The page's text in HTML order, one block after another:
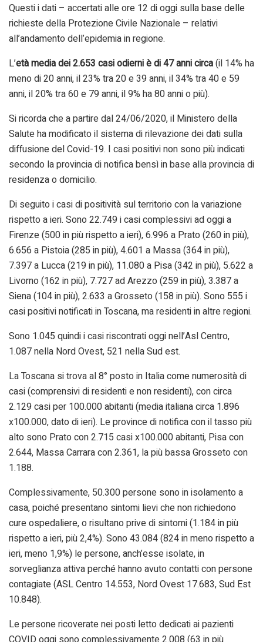
Questi i dati – accertati alle ore 12 di oggi sulla base delle
richieste della Protezione Civile Nazionale – relativi
all’andamento dell’epidemia in regione.
L’età media dei 2.653 casi odierni è di 47 anni circa(il 14% ha
meno di 20 anni, il 23% tra 20 e 39 anni, il 34% tra 40 e 59
anni, il 20% tra 60 e 79 anni, il 9% ha 80 anni o più).
Si ricorda che a partire dal 24/06/2020, il Ministero della
Salute ha modificato il sistema di rilevazione dei dati sulla
diffusione del Covid-19. I casi positivi non sono più indicati
secondo la provincia di notifica bensì in base alla provincia di
residenza o domicilio.
Di seguito i casi di positività sul territorio con la variazione
rispetto a ieri. Sono 22.749 i casi complessivi ad oggi a
Firenze (500 in più rispetto a ieri), 6.996 a Prato (260 in più),
6.656 a Pistoia (285 in più), 4.601 a Massa (364 in più),
7.397 a Lucca (219 in più), 11.080 a Pisa (342 in più), 5.622 a
Livorno (162 in più), 7.727 ad Arezzo (259 in più), 3.387 a
Siena (104 in più), 2.633 a Grosseto (158 in più). Sono 555 i
casi positivi notificati in Toscana, ma residenti in altre regioni.
Sono 1.045 quindi i casi riscontrati oggi nell’Asl Centro,
1.087 nella Nord Ovest, 521 nella Sud est.
La Toscana si trova al 8° posto in Italia come numerosità di
casi (comprensivi di residenti e non residenti), con circa
2.129 casi per 100.000 abitanti (media italiana circa 1.896
x100.000, dato di ieri). Le province di notifica con il tasso più
alto sono Prato con 2.715 casi x100.000 abitanti, Pisa con
2.644, Massa Carrara con 2.361, la più bassa Grosseto con
1.188.
Complessivamente, 50.300 persone sono in isolamento a
casa, poiché presentano sintomi lievi che non richiedono
cure ospedaliere, o risultano prive di sintomi (1.184 in più
rispetto a ieri, più 2,4%). Sono 43.084 (824 in meno rispetto a
ieri, meno 1,9%) le persone, anch’esse isolate, in
sorveglianza attiva perché hanno avuto contatti con persone
contagiate (ASL Centro 14.553, Nord Ovest 17.683, Sud Est
10.848).
Le persone ricoverate nei posti letto dedicati ai pazienti